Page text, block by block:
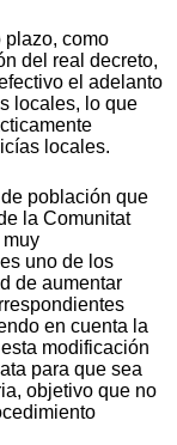
plazo, como
del real decreto,
el adelanto
locales, lo que
locales.
población que
la Comunitat
uno de los
de aumentar
en cuenta la
modificación
para que sea
objetivo que no